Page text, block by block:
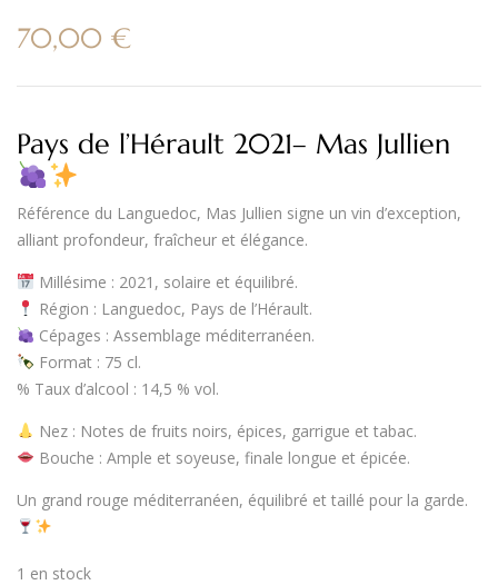
70,00 €
Pays de l’Hérault 2021– Mas Jullien
Référence du Languedoc, Mas Jullien signe un vin d’exception,
alliant profondeur, fraîcheur et élégance.
Millésime : 2021, solaire et équilibré.
Région : Languedoc, Pays de l’Hérault.
Cépages : Assemblage méditerranéen.
Format: 75 cl.
% Taux d’alcool : 14,5 % vol.
Nez: Notes de fruits noirs, épices, garrigue et tabac.
Bouche : Ample et soyeuse, finale longue et épicée.
Un grand rouge méditerranéen, équilibré et taillé pour la garde.
1 en stock